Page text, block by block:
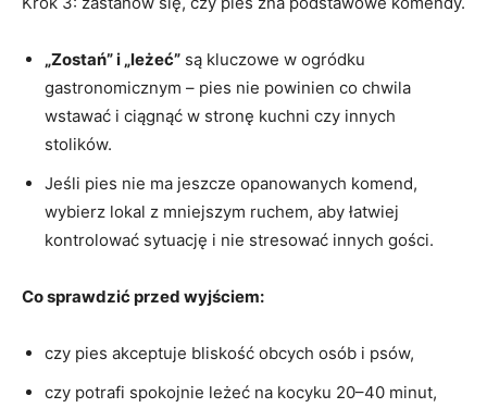
„Zostań” i „leżeć” są kluczowe w ogródku
gastronomicznym – pies nie powinien co chwila
wstawać i ciągnąć w stronę kuchni czy innych
stolików.
Jeśli pies nie ma jeszcze opanowanych komend,
wybierz lokal z mniejszym ruchem, aby łatwiej
kontrolować sytuację i nie stresować innych gości.
Co sprawdzić przed wyjściem:
czy pies akceptuje bliskość obcych osób i psów,
czy potrafi spokojnie leżeć na kocyku 20–40 minut,